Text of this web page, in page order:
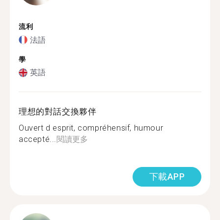
流利
法語
學
英語
理想的對話交換夥伴
Ouvert d esprit, compréhensif, humour
accepté...閱讀更多
下載APP